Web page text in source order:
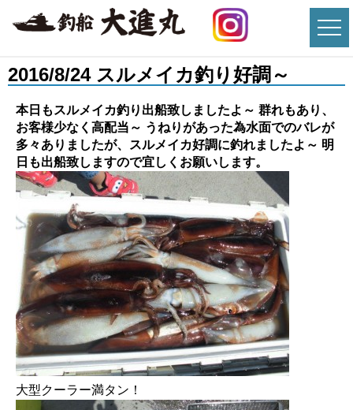
2016/8/24 スルメイカ釣り好調～
本日もスルメイカ釣り出船致しましたよ～ 群れもあり、
お客様少なく高配当～ うねりがあった為水面でのバレが
多々ありましたが、スルメイカ好調に釣れましたよ～ 明
日も出船致しますので宜しくお願いします。
大型クーラー満タン！